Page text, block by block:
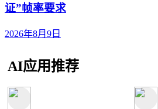
证”帧率要求
2026年8月9日
AI应用推荐